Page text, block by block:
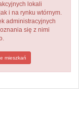
lokali
i na rynku wtórnym.
administracyjnych
się z nimi
mieszkań